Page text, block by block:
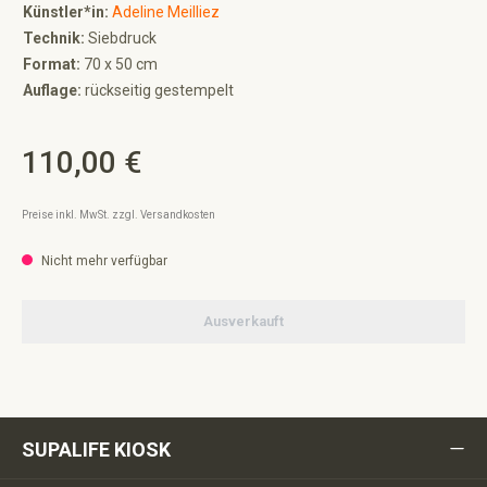
Künstler*in: Adeline Meilliez
Technik: Siebdruck
Format: 70 x 50 cm
Auflage: rückseitig gestempelt
Regulärer Preis:
110,00 €
Preise inkl. MwSt. zzgl. Versandkosten
Nicht mehr verfügbar
Ausverkauft
SUPALIFE KIOSK